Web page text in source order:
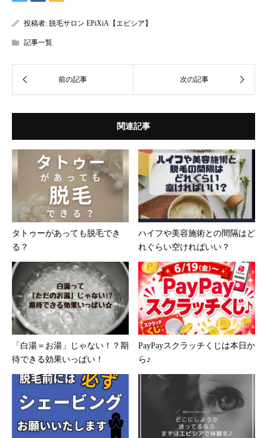
投稿者: 脱毛サロン EPiXiA【エピシア】
記事一覧
関連記事
タトゥーがあっても脱毛でき
る？
ハイフや美容施術との間隔はど
れぐらい空ければいい？
「白湯＝お湯」じゃない！？期
待できる効果いっぱい！
PayPayスクラッチくじは本日か
ら♪